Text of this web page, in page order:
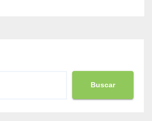
Buscar